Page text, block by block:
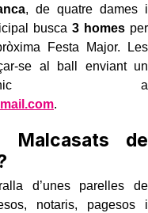
, de quatre dames i
busca3 homes per
Festa Major. Les
se al ball enviant un
a
.
de
d’unes parelles de
notaris, pagesos i